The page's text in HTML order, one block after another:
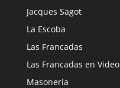
Jacques Sagot
La Escoba
Las Francadas
Las Francadas en Video
Masonería